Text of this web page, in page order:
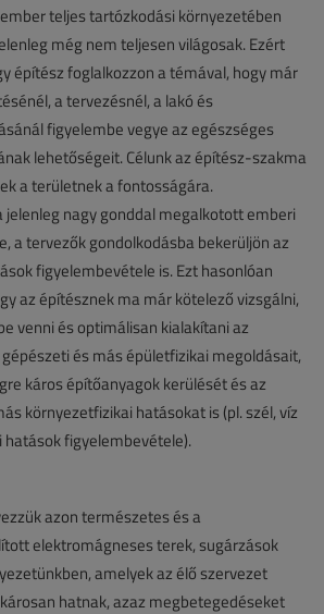
teljes tartózkodási környezetében
még nem teljesen világosak. Ezért
építész foglalkozzon a témával, hogy már
a tervezésnél, a lakó és
figyelembe vegye az egészséges
lehetőségeit. Célunk az építész-szakma
a területnek a fontosságára.
jelenleg nagy gonddal megalkotott emberi
a tervezők gondolkodásba bekerüljön az
figyelembevétele is. Ezt hasonlóan
az építésznek ma már kötelező vizsgálni,
venni és optimálisan kialakítani az
és más épületfizikai megoldásait,
káros építőanyagok kerülését és az
környezetfizikai hatásokat is (pl. szél, víz
figyelembevétele).
azon természetes és a
elektromágneses terek, sugárzások
amelyek az élő szervezet
hatnak, azaz megbetegedéseket